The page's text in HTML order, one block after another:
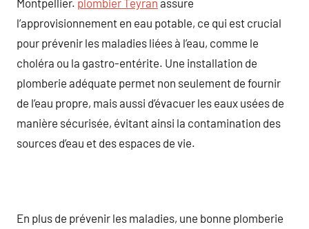
l’approvisionnement en eau potable, ce qui est crucial
pour prévenir les maladies liées à l’eau, comme le
choléra ou la gastro-entérite. Une installation de
plomberie adéquate permet non seulement de fournir
de l’eau propre, mais aussi d’évacuer les eaux usées de
manière sécurisée, évitant ainsi la contamination des
sources d’eau et des espaces de vie.
En plus de prévenir les maladies, une bonne plomberie